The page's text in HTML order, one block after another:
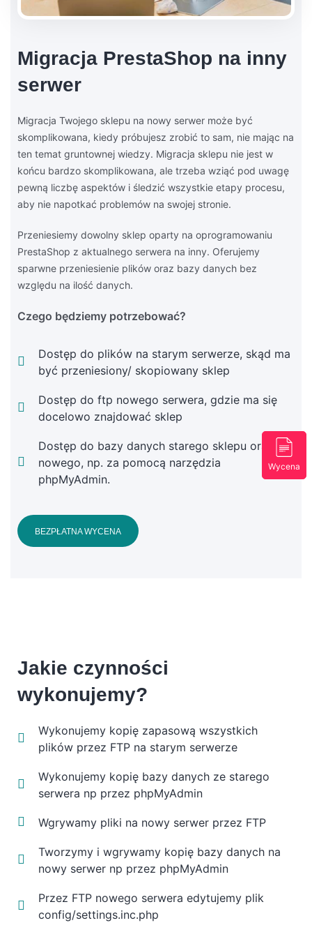
Wycena
Migracja PrestaShop na inny
serwer
Migracja Twojego sklepu na nowy serwer może być
skomplikowana, kiedy próbujesz zrobić to sam, nie mając na
ten temat gruntownej wiedzy. Migracja sklepu nie jest w
końcu bardzo skomplikowana, ale trzeba wziąć pod uwagę
pewną liczbę aspektów i śledzić wszystkie etapy procesu,
aby nie napotkać problemów na swojej stronie.
Przeniesiemy dowolny sklep oparty na oprogramowaniu
PrestaShop z aktualnego serwera na inny. Oferujemy
sparwne przeniesienie plików oraz bazy danych bez
względu na ilość danych.
Czego będziemy potrzebować?
Dostęp do plików na starym serwerze, skąd ma
być przeniesiony/ skopiowany sklep
Dostęp do ftp nowego serwera, gdzie ma się
docelowo znajdować sklep
Dostęp do bazy danych starego sklepu oraz
nowego, np. za pomocą narzędzia
phpMyAdmin.
BEZPŁATNA WYCENA
Jakie czynności
wykonujemy?
Wykonujemy kopię zapasową wszystkich
plików przez FTP na starym serwerze
Wykonujemy kopię bazy danych ze starego
serwera np przez phpMyAdmin
Wgrywamy pliki na nowy serwer przez FTP
Tworzymy i wgrywamy kopię bazy danych na
nowy serwer np przez phpMyAdmin
Przez FTP nowego serwera edytujemy plik
config/settings.inc.php